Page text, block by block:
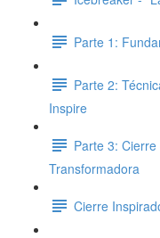
Parte 1:
Parte 2:
Inspire
Parte 3:
Transformadora
Cierre